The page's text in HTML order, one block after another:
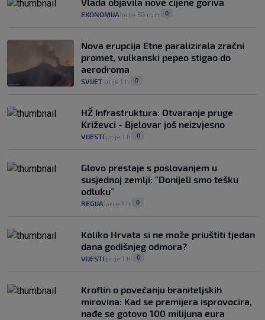
Vlada objavila nove cijene goriva
EKONOMIJA prije 50 min 0
Nova erupcija Etne paralizirala zračni
promet, vulkanski pepeo stigao do
aerodroma
SVIJET prije 1 h 0
HŽ Infrastruktura: Otvaranje pruge
Križevci - Bjelovar još neizvjesno
VIJESTI prije 1 h 0
Glovo prestaje s poslovanjem u
susjednoj zemlji: "Donijeli smo tešku
odluku"
REGIJA prije 1 h 0
Koliko Hrvata si ne može priuštiti tjedan
dana godišnjeg odmora?
VIJESTI prije 1 h 0
Kroflin o povećanju braniteljskih
mirovina: Kad se premijera isprovocira,
nađe se gotovo 100 milijuna eura